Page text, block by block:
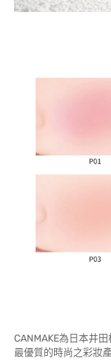
CANMAKE為日本井
最優質的時尚之彩妝